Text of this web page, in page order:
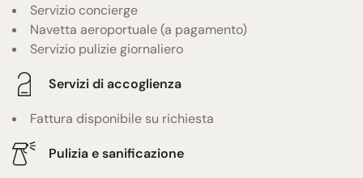
Servizio concierge
Navetta aeroportuale (a pagamento)
Servizio pulizie giornaliero
Servizi di accoglienza
Fattura disponibile su richiesta
Pulizia e sanificazione